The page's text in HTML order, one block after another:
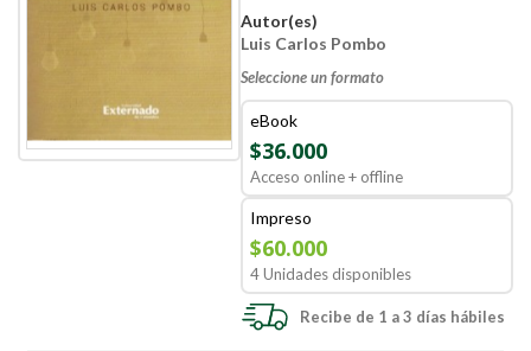
Autor(es)
Luis Carlos Pombo
Seleccione un formato
eBook
$36.000
Acceso online + offline
Impreso
$60.000
4 Unidades disponibles
Recibe de 1 a 3 días hábiles